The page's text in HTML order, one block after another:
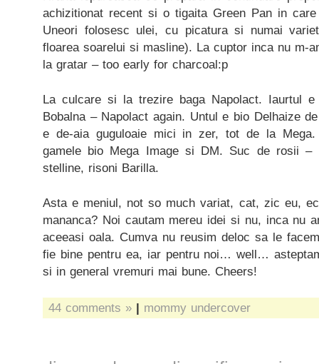
achizitionat recent si o tigaita Green Pan in
Uneori folosesc ulei, cu picatura si numai
floarea soarelui si masline). La cuptor inca nu m-
la gratar – too early for charcoal:p
La culcare si la trezire baga Napolact. Iaurtul
Bobalna – Napolact again. Untul e bio Delhaize
e de-aia guguloaie mici in zer, tot de la
gamele bio Mega Image si DM. Suc de rosii –
stelline, risoni Barilla.
Asta e meniul, not so much variat, cat, zic eu,
mananca? Noi cautam mereu idei si nu, inca nu
aceeasi oala. Cumva nu reusim deloc sa le
fie bine pentru ea, iar pentru noi… well…
si in general vremuri mai bune. Cheers!
44 comments » | mommy undercover